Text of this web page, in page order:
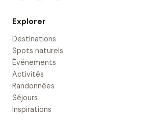
Explorer
Destinations
Spots naturels
Événements
Activités
Randonnées
Séjours
Inspirations